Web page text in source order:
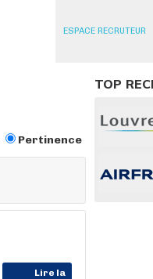
ESPACE RECRUTEUR
Pertinence
Lire la
TOP